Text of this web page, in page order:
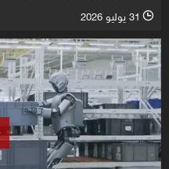
l 31 يوليو 2026